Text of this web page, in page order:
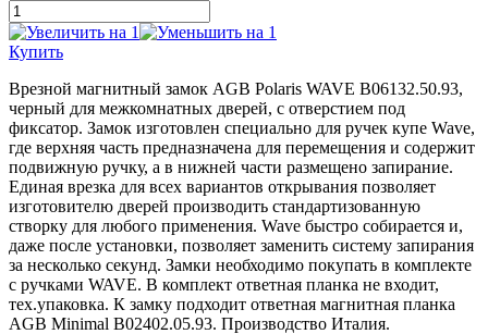
Купить
Врезной магнитный замок AGB Polaris WAVE B06132.50.93,
черный для межкомнатных дверей, с отверстием под
фиксатор. Замок изготовлен специально для ручек купе Wave,
где верхняя часть предназначена для перемещения и содержит
подвижную ручку, а в нижней части размещено запирание.
Единая врезка для всех вариантов открывания позволяет
изготовителю дверей производить стандартизованную
створку для любого применения. Wave быстро собирается и,
даже после установки, позволяет заменить систему запирания
за несколько секунд. Замки необходимо покупать в комплекте
с ручками WAVE. В комплект ответная планка не входит,
тех.упаковка. К замку подходит ответная магнитная планка
AGB Minimal B02402.05.93. Производство Италия.